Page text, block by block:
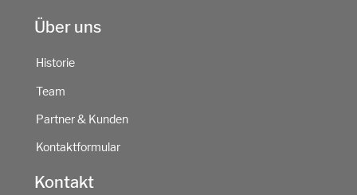
Über uns
Historie
Team
Partner & Kunden
Kontaktformular
Kontakt